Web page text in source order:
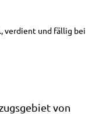
verdient und fällig bei
von